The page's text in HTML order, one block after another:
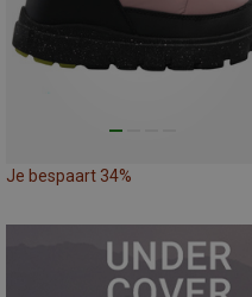
Je bespaart 34%